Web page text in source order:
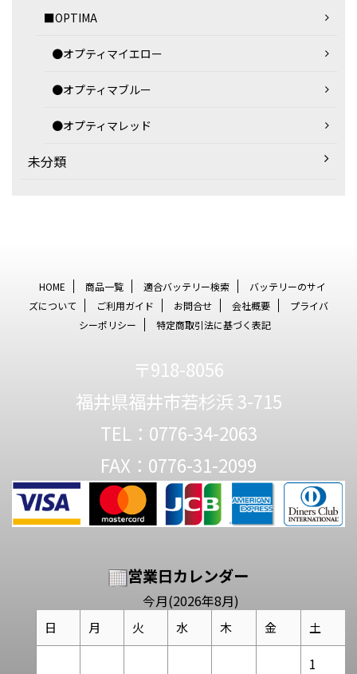
■OPTIMA
●オプティマイエロー
●オプティマブルー
●オプティマレッド
未分類
HOME 商品一覧 適合バッテリー検索
バッテリーのサイ
ズについて
ご利用ガイド お問合せ 会社概要
プライバ
シーポリシー
特定商取引法に基づく表記
〒918-8056
福井県福井市若杉浜 3-715
TEL：0776-34-2063
FAX：0776-31-2099
営業日カレンダー
今月(2026年8月)
日 月 火 水 木 金 土
1